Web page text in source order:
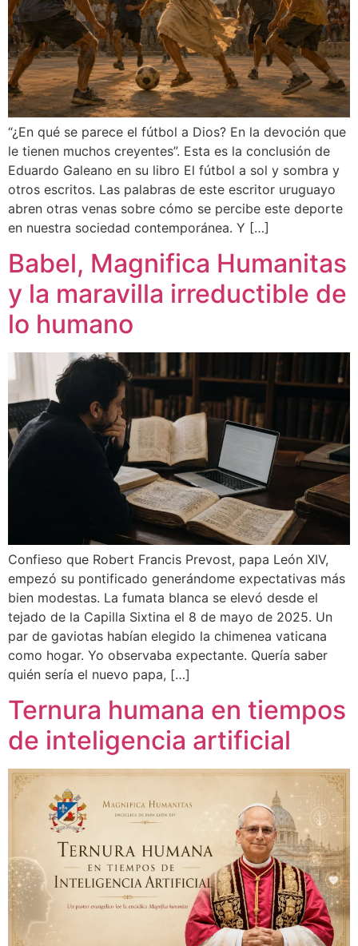
“¿En qué se parece el fútbol a Dios? En la devoción que
le tienen muchos creyentes”. Esta es la conclusión de
Eduardo Galeano en su libro El fútbol a sol y sombra y
otros escritos. Las palabras de este escritor uruguayo
abren otras venas sobre cómo se percibe este deporte
en nuestra sociedad contemporánea. Y […]
Babel, Magnifica Humanitas
y la maravilla irreductible de
lo humano
Confieso que Robert Francis Prevost, papa León XIV,
empezó su pontificado generándome expectativas más
bien modestas. La fumata blanca se elevó desde el
tejado de la Capilla Sixtina el 8 de mayo de 2025. Un
par de gaviotas habían elegido la chimenea vaticana
como hogar. Yo observaba expectante. Quería saber
quién sería el nuevo papa, […]
Ternura humana en tiempos
de inteligencia artificial